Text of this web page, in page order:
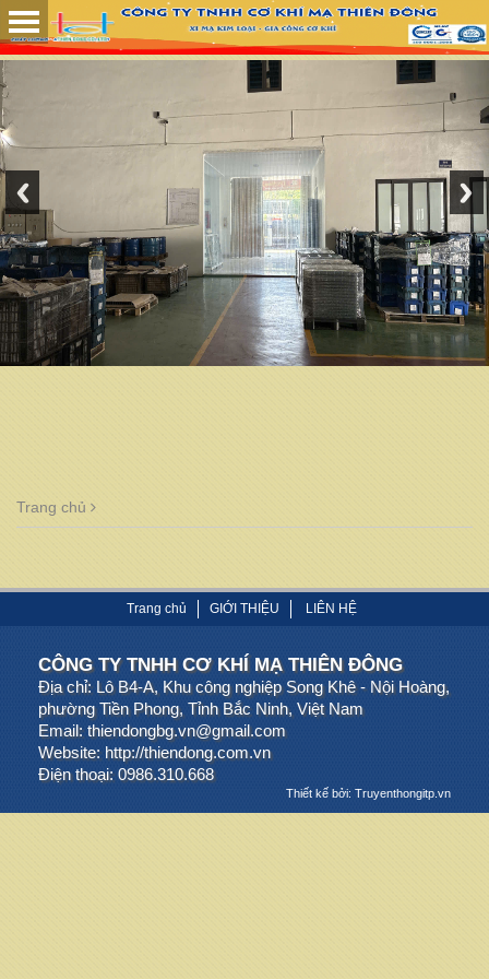
Trang chủ
Trang chủ GIỚI THIỆU LIÊN HỆ
CÔNG TY TNHH CƠ KHÍ MẠ THIÊN ĐÔNG
Địa chỉ: Lô B4-A, Khu công nghiệp Song Khê - Nội Hoàng,
phường Tiền Phong, Tỉnh Bắc Ninh, Việt Nam
Email: thiendongbg.vn@gmail.com
Website: http://thiendong.com.vn
Điện thoại: 0986.310.668
Thiết kế bởi: Truyenthongitp.vn